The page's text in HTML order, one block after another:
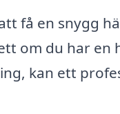
få en snygg
om du har en
kan ett